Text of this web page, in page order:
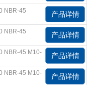
NBR-45
产品详情
NBR-45
产品详情
NBR-45 M10-
产品详情
NBR-45 M10-
产品详情